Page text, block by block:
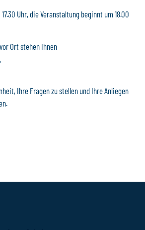
Uhr, die Veranstaltung beginnt um 18.00
Ort stehen Ihnen
Ihre Fragen zu stellen und Ihre Anliegen